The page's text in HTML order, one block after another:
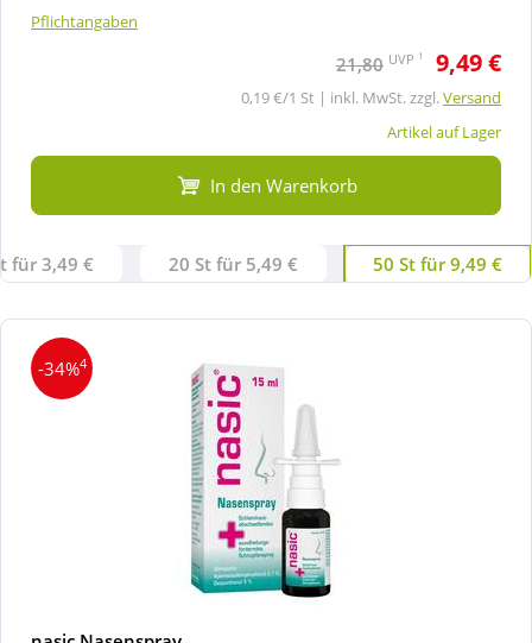
Pflichtangaben
21,80 UVP 1 9,49 €
0,19 €/1 St | inkl. MwSt. zzgl.Versand
Artikel auf Lager
In den Warenkorb
für 3,49 € 20 St für 5,49 € 50 St für 9,49 €
-34%4